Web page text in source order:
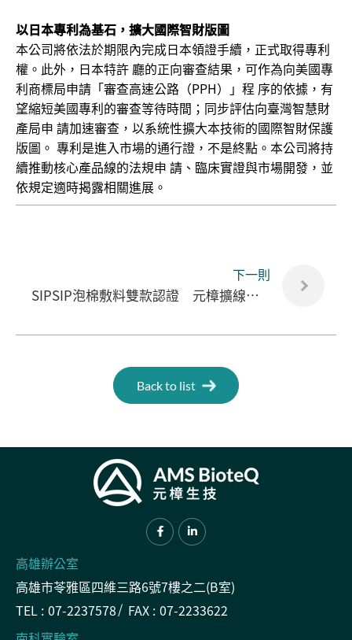
以日本專利為基石，擴大國際智財版圖
本公司將依法於期限內完成日本領證手續，正式取得專利
權。此外，日本特許 廳的正向審查結果，可作為向美國專
利商標局申請「審查高速公路（PPH）」程 序的依據，有
望縮短美國專利的審查等待時間；同步評估向臺灣智慧財
產局申 請加速審查，以系統性擴大本技術的國際智財保護
版圖。 專利是進入市場的通行證，不是終點。本公司將持
續推動核心產品線的法規申 請、臨床實證與市場開發，並
依規定適時揭露相關進展。
下一則
SIPSIP泡棉敷料雙款認證 元樟擴線搶進日本高齡醫材藍海
Back to list
高雄辦公室
高雄市苓雅區四維三路6號7樓之二(B室)
TEL : 07-2237578 FAX : 07-2233622